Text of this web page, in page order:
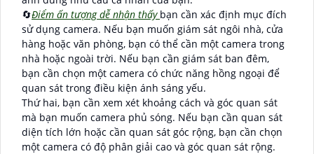
🔄Điểm ấn tượng dễ nhận thấy bạn cần xác định mục đích
sử dụng camera. Nếu bạn muốn giám sát ngôi nhà, cửa
hàng hoặc văn phòng, bạn có thể cần một camera trong
nhà hoặc ngoài trời. Nếu bạn cần giám sát ban đêm,
bạn cần chọn một camera có chức năng hồng ngoại để
quan sát trong điều kiện ánh sáng yếu.
Thứ hai, bạn cần xem xét khoảng cách và góc quan sát
mà bạn muốn camera phủ sóng. Nếu bạn cần quan sát
diện tích lớn hoặc cần quan sát góc rộng, bạn cần chọn
một camera có độ phân giải cao và góc quan sát rộng.